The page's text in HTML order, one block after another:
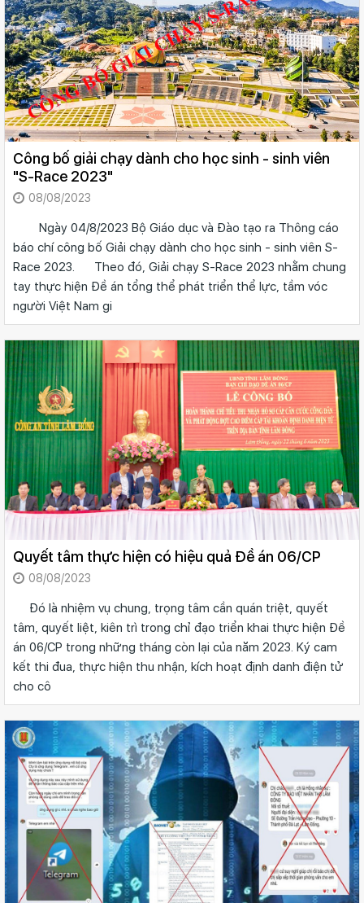
Công bố giải chạy dành cho học sinh - sinh viên
"S-Race 2023"
08/08/2023
Ngày 04/8/2023 Bộ Giáo dục và Đào tạo ra Thông cáo
báo chí công bố Giải chạy dành cho học sinh - sinh viên S-
Race 2023. Theo đó, Giải chạy S-Race 2023 nhằm chung
tay thực hiện Đề án tổng thể phát triển thể lực, tầm vóc
người Việt Nam gi
Quyết tâm thực hiện có hiệu quả Đề án 06/CP
08/08/2023
Đó là nhiệm vụ chung, trọng tâm cần quán triệt, quyết
tâm, quyết liệt, kiên trì trong chỉ đạo triển khai thực hiện Đề
án 06/CP trong những tháng còn lại của năm 2023. Ký cam
kết thi đua, thực hiện thu nhận, kích hoạt định danh điện tử
cho cô